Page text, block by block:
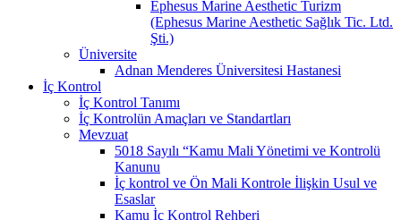
Ephesus Marine Aesthetic Turizm
(Ephesus Marine Aesthetic Sağlık Tic. Ltd.
Şti.)
Üniversite
Adnan Menderes Üniversitesi Hastanesi
İç Kontrol
İç Kontrol Tanımı
İç Kontrolün Amaçları ve Standartları
Mevzuat
5018 Sayılı “Kamu Mali Yönetimi ve Kontrolü
Kanunu
İç kontrol ve Ön Mali Kontrole İlişkin Usul ve
Esaslar
Kamu İç Kontrol Rehberi